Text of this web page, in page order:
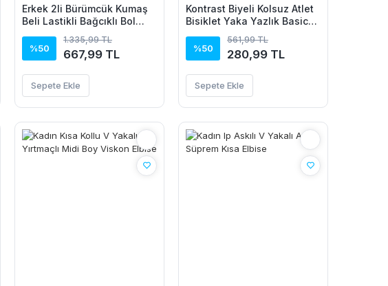
Erkek 2li Bürümcük Kumaş
Beli Lastikli Bağcıklı Bol
Beyaz/Vizon
%50
1.335,99 TL
667,99 TL
Sepete Ekle
Kontrast Biyeli Kolsuz Atlet
Bisiklet Yaka Yazlık Basic
%50
561,99 TL
280,99 TL
Sepete Ekle